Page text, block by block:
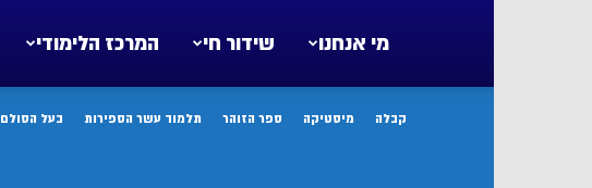
המרכז הלימודי שידור חי מי אנחנו
קבלה מיסטיקה ספר הזוהר תלמוד עשר הספירות בעל הסולם